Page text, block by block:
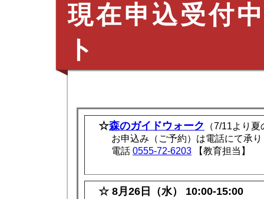
現在申込受付
ト
☆森のガイドウォーク
（7/11より
お申込み（ご予約）は電話にて承
電話 0555-72-6203 【教育担当】
☆ 8月26日（水） 10:00-15:00